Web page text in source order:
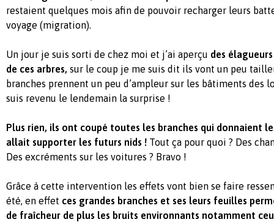
restaient quelques mois afin de pouvoir recharger leurs
voyage (migration).
Un jour je suis sorti de chez moi et j’ai aperçu des
de ces arbres, sur le coup je me suis dit ils vont un peu
branches prennent un peu d’ampleur sur les bâtiments des
suis revenu le lendemain la surprise !
Plus rien, ils ont coupé toutes les branches qui donnaient
allait supporter les futurs nids ! Tout ça pour quoi ? Des
Des excréments sur les voitures ? Bravo !
Grâce à cette intervention les effets vont bien se faire
été, en effet ces grandes branches et ses leurs feuilles
de fraîcheur de plus les bruits environnants notamment